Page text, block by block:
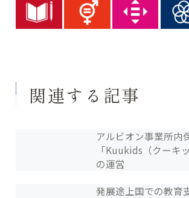
関連する記事
アルビオン事業所内
「Kuukids（クーキ
の運営
発展途上国での教育